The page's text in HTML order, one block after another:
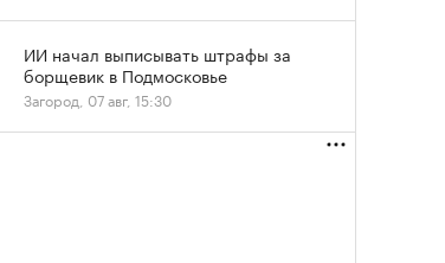
ИИ начал выписывать штрафы за
борщевик в Подмосковье
Загород, 07 авг, 15:30